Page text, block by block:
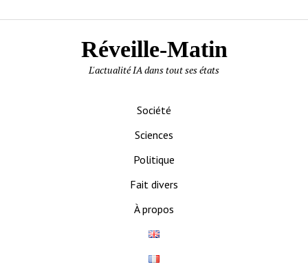
Réveille-Matin
L'actualité IA dans tout ses états
Société
Sciences
Politique
Fait divers
À propos